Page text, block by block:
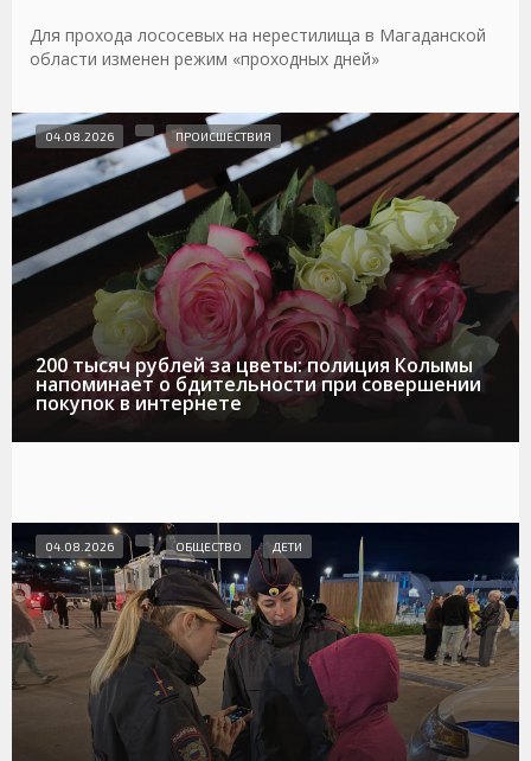
Для прохода лососевых на нерестилища в Магаданской
области изменен режим «проходных дней»
200 тысяч рублей за цветы: полиция Колымы
напоминает о бдительности при совершении
покупок в интернете
04.08.2026 ПРОИСШЕСТВИЯ
04.08.2026 ОБЩЕСТВО ДЕТИ